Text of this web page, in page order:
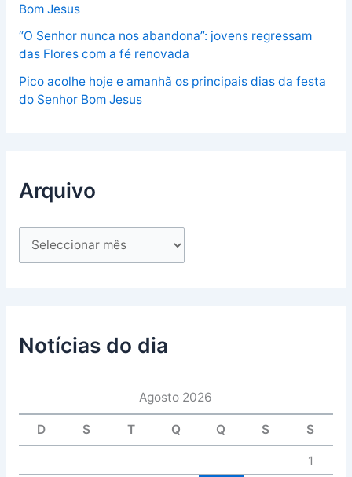
Bom Jesus
“O Senhor nunca nos abandona”: jovens regressam
das Flores com a fé renovada
Pico acolhe hoje e amanhã os principais dias da festa
do Senhor Bom Jesus
Arquivo
Notícias do dia
Agosto 2026
D S T Q Q S S
1